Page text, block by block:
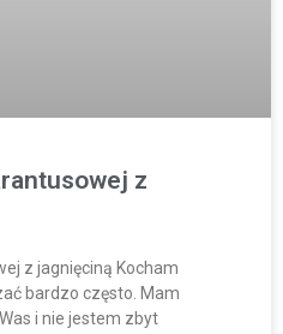
z
z jagnięciną Kocham
bardzo często. Mam
i nie jestem zbyt